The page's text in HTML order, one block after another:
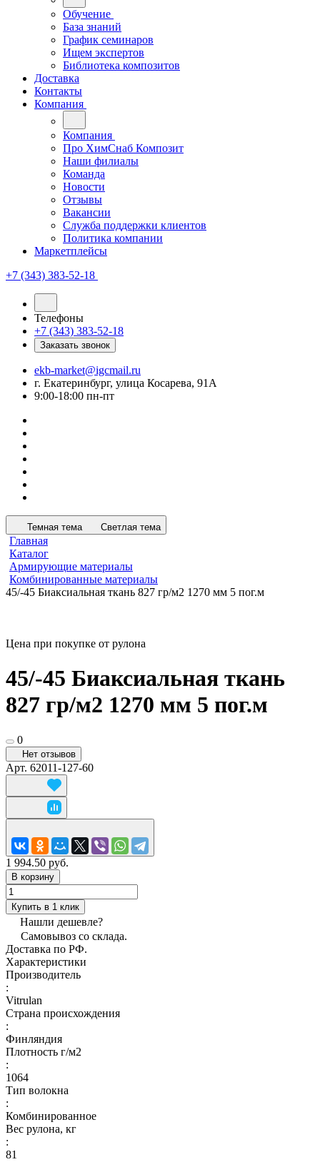
Обучение
База знаний
График семинаров
Ищем экспертов
Библиотека композитов
Доставка
Контакты
Компания
Компания
Про ХимСнаб Композит
Наши филиалы
Команда
Новости
Отзывы
Вакансии
Служба поддержки клиентов
Политика компании
Маркетплейсы
+7 (343) 383-52-18
Телефоны
+7 (343) 383-52-18
Заказать звонок
ekb-market@igcmail.ru
г. Екатеринбург, улица Косарева, 91А
9:00-18:00 пн-пт
Темная тема Светлая тема
Главная
Каталог
Армирующие материалы
Комбинированные материалы
45/-45 Биаксиальная ткань 827 гр/м2 1270 мм 5 пог.м
Цена при покупке от рулона
45/-45 Биаксиальная ткань
827 гр/м2 1270 мм 5 пог.м
0
Нет отзывов
Арт. 62011-127-60
1 994.50 руб.
В корзину
Купить в 1 клик
Нашли дешевле?
Самовывоз со склада.
Доставка по РФ.
Характеристики
Производитель
:
Vitrulan
Страна происхождения
:
Финляндия
Плотность г/м2
:
1064
Тип волокна
:
Комбинированное
Вес рулона, кг
:
81